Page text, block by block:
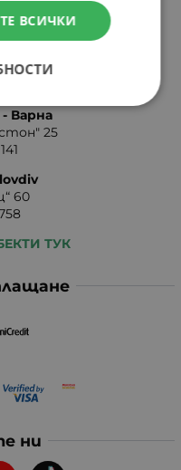
Загора
Варна
25
60
ТУК
ни
ВСИЧКИ